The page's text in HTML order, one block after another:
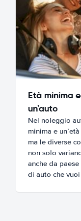
Età minima
un'auto
Nel noleggio
minima e
ma le diverse
non solo
anche da
di auto che